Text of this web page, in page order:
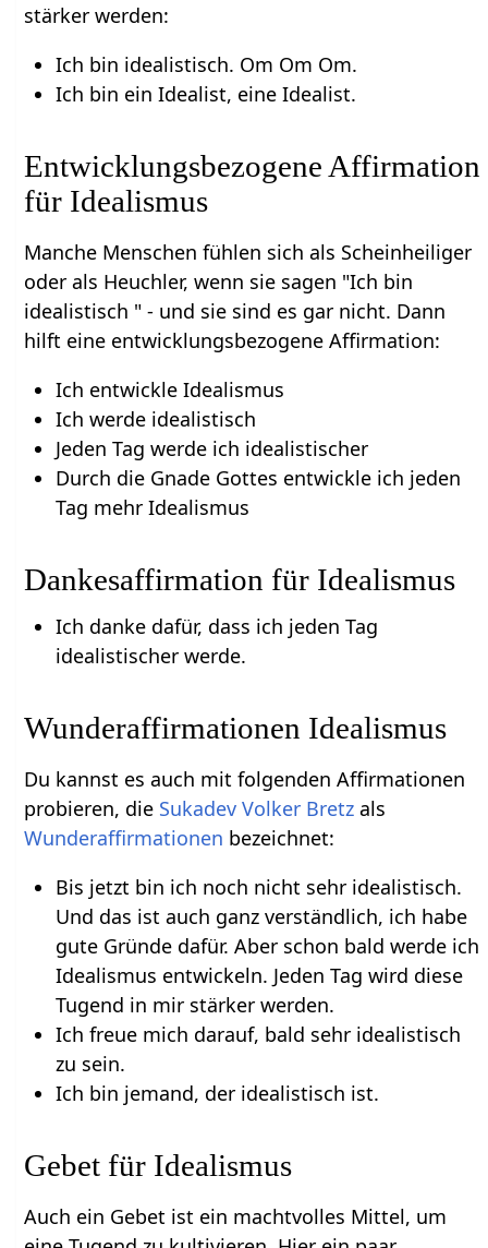
stärker werden:
Ich bin idealistisch. Om Om Om.
Ich bin ein Idealist, eine Idealist.
Entwicklungsbezogene Affirmation
für Idealismus
Manche Menschen fühlen sich als Scheinheiliger
oder als Heuchler, wenn sie sagen "Ich bin
idealistisch " - und sie sind es gar nicht. Dann
hilft eine entwicklungsbezogene Affirmation:
Ich entwickle Idealismus
Ich werde idealistisch
Jeden Tag werde ich idealistischer
Durch die Gnade Gottes entwickle ich jeden
Tag mehr Idealismus
Dankesaffirmation für Idealismus
Ich danke dafür, dass ich jeden Tag
idealistischer werde.
Wunderaffirmationen Idealismus
Du kannst es auch mit folgenden Affirmationen
probieren, die Sukadev Volker Bretz als
Wunderaffirmationen bezeichnet:
Bis jetzt bin ich noch nicht sehr idealistisch.
Und das ist auch ganz verständlich, ich habe
gute Gründe dafür. Aber schon bald werde ich
Idealismus entwickeln. Jeden Tag wird diese
Tugend in mir stärker werden.
Ich freue mich darauf, bald sehr idealistisch
zu sein.
Ich bin jemand, der idealistisch ist.
Gebet für Idealismus
Auch ein Gebet ist ein machtvolles Mittel, um